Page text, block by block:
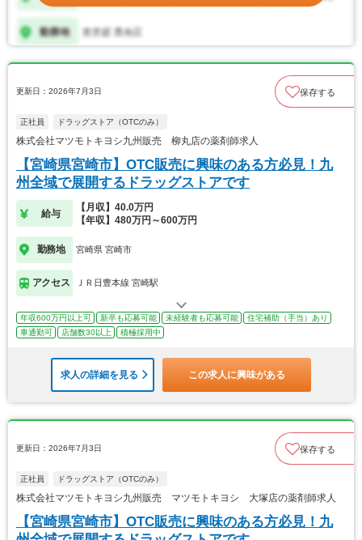
更新日：2026年7月3日 保存する
正社員 ドラッグストア（OTCのみ）
株式会社マツモトキヨシ九州販売 柳丸店の薬剤師求人
【宮崎県宮崎市】OTC販売に興味のある方必見！九
州全域で展開するドラッグストアです
給与
【月収】40.0万円
【年収】480万円～600万円
勤務地 宮崎県 宮崎市
アクセス ＪＲ日豊本線 宮崎駅
年収600万円以上可 新卒も応募可能 未経験者も応募可能
住宅補助（手当）あり
車通勤可
店舗数30以上 積極採用中
求人の詳細を見る この求人に興味がある
更新日：2026年7月3日 保存する
正社員 ドラッグストア（OTCのみ）
株式会社マツモトキヨシ九州販売 マツモトキヨシ 大塚店の薬剤師求人
【宮崎県宮崎市】OTC販売に興味のある方必見！九